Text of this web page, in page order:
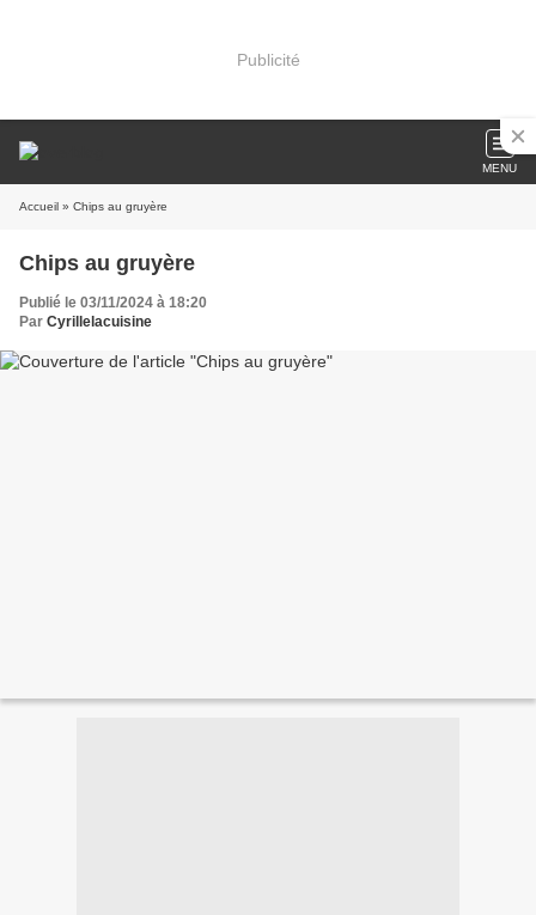
Publicité
MENU
Accueil » Chips au gruyère
Chips au gruyère
Publié le 03/11/2024 à 18:20
Par Cyrillelacuisine